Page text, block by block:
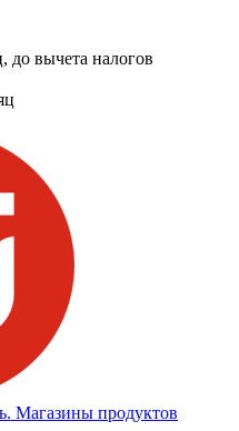
до вычета налогов
Магазины продуктов